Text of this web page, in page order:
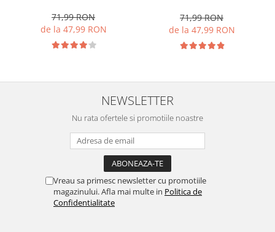
71,99 RON
de la 47,99 RON
71,99 RON
de la 47,99 RON
NEWSLETTER
Nu rata ofertele si promotiile noastre
Vreau sa primesc newsletter cu promotiile
magazinului. Afla mai multe in Politica de
Confidentialitate